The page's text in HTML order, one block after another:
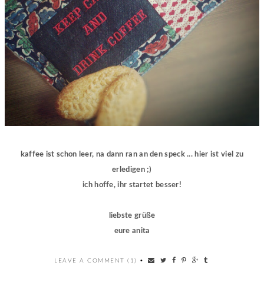
kaffee ist schon leer, na dann ran an den speck ... hier ist viel zu
erledigen ;)
ich hoffe, ihr startet besser!
liebste grüße
eure anita
LEAVE A COMMENT (1) •